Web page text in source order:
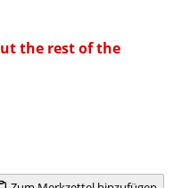
the rest of the